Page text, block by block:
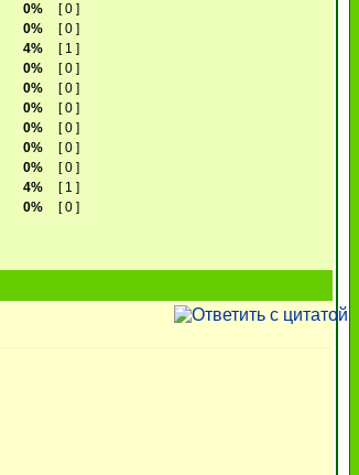
0%
[ 0 ]
0%
[ 0 ]
4%
[ 1 ]
0%
[ 0 ]
0%
[ 0 ]
0%
[ 0 ]
0%
[ 0 ]
0%
[ 0 ]
0%
[ 0 ]
4%
[ 1 ]
0%
[ 0 ]